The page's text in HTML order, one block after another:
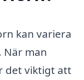
kan variera
När man
det viktigt att